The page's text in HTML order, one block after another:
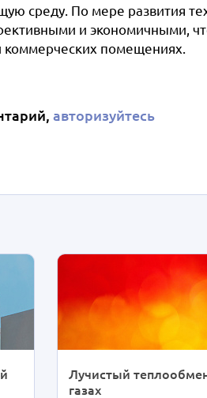
среду. По мере развития
и экономичными,
помещениях.
авторизуйтесь
Лучистый
газах